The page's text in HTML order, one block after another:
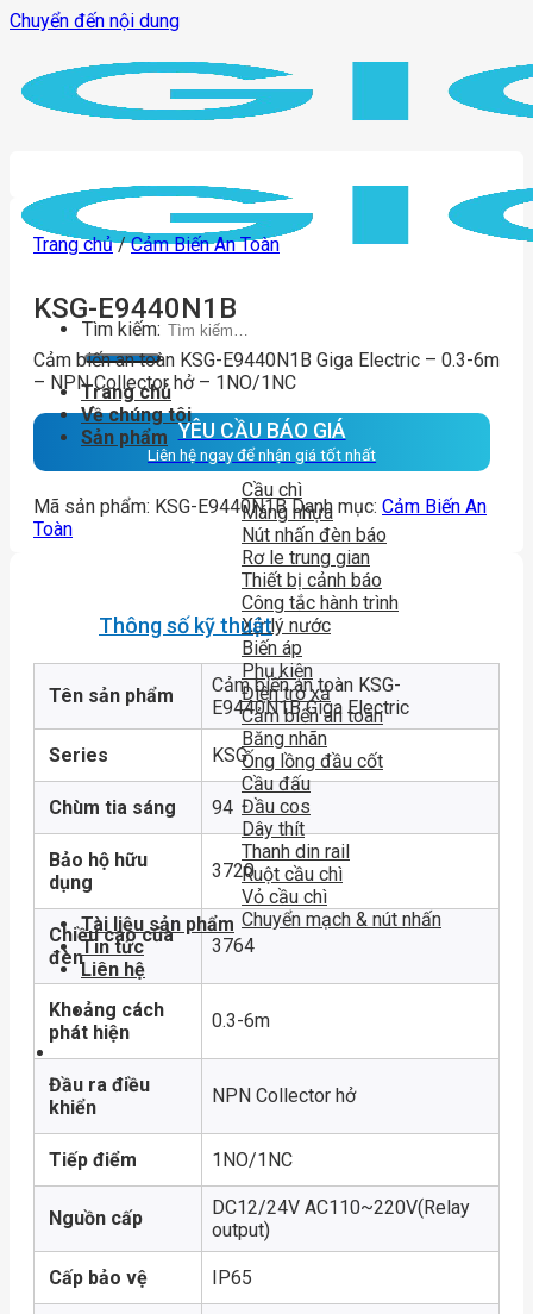
Chuyển đến nội dung
Tìm kiếm:
Trang chủ
Về chúng tôi
Sản phẩm
Cầu chì
Máng nhựa
Nút nhấn đèn báo
Rơ le trung gian
Thiết bị cảnh báo
Công tắc hành trình
Xử lý nước
Biến áp
Phụ kiện
Điện trở xả
Cảm biến an toàn
Băng nhãn
Ống lồng đầu cốt
Cầu đấu
Đầu cos
Dây thít
Thanh din rail
Ruột cầu chì
Vỏ cầu chì
Chuyển mạch & nút nhấn
Tài liệu sản phẩm
Tin tức
Liên hệ
Trang chủ / Cảm Biến An Toàn
KSG-E9440N1B
Cảm biến an toàn KSG-E9440N1B Giga Electric – 0.3-6m
– NPN Collector hở – 1NO/1NC
YÊU CẦU BÁO GIÁ
Liên hệ ngay để nhận giá tốt nhất
Mã sản phẩm: KSG-E9440N1B Danh mục: Cảm Biến An
Toàn
Thông số kỹ thuật
Tên sản phẩm
Cảm biến an toàn KSG-
E9440N1B Giga Electric
Series KSG
Chùm tia sáng 94
Bảo hộ hữu
dụng
3720
Chiều cao của
đèn
3764
Khoảng cách
phát hiện
0.3-6m
Đầu ra điều
khiển
NPN Collector hở
Tiếp điểm 1NO/1NC
Nguồn cấp
DC12/24V AC110~220V(Relay
output)
Cấp bảo vệ IP65